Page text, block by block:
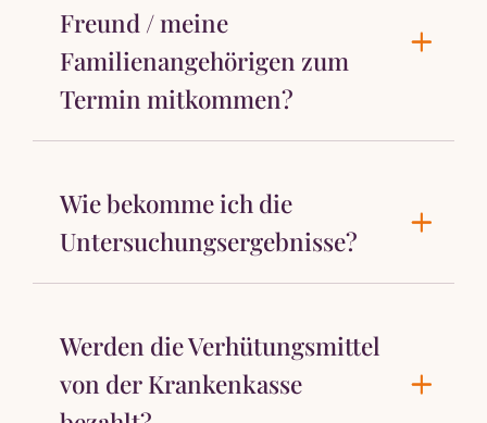
Freund / meine
Familienangehörigen zum
Termin mitkommen?
Wie bekomme ich die
Untersuchungsergebnisse?
Werden die Verhütungsmittel
von der Krankenkasse